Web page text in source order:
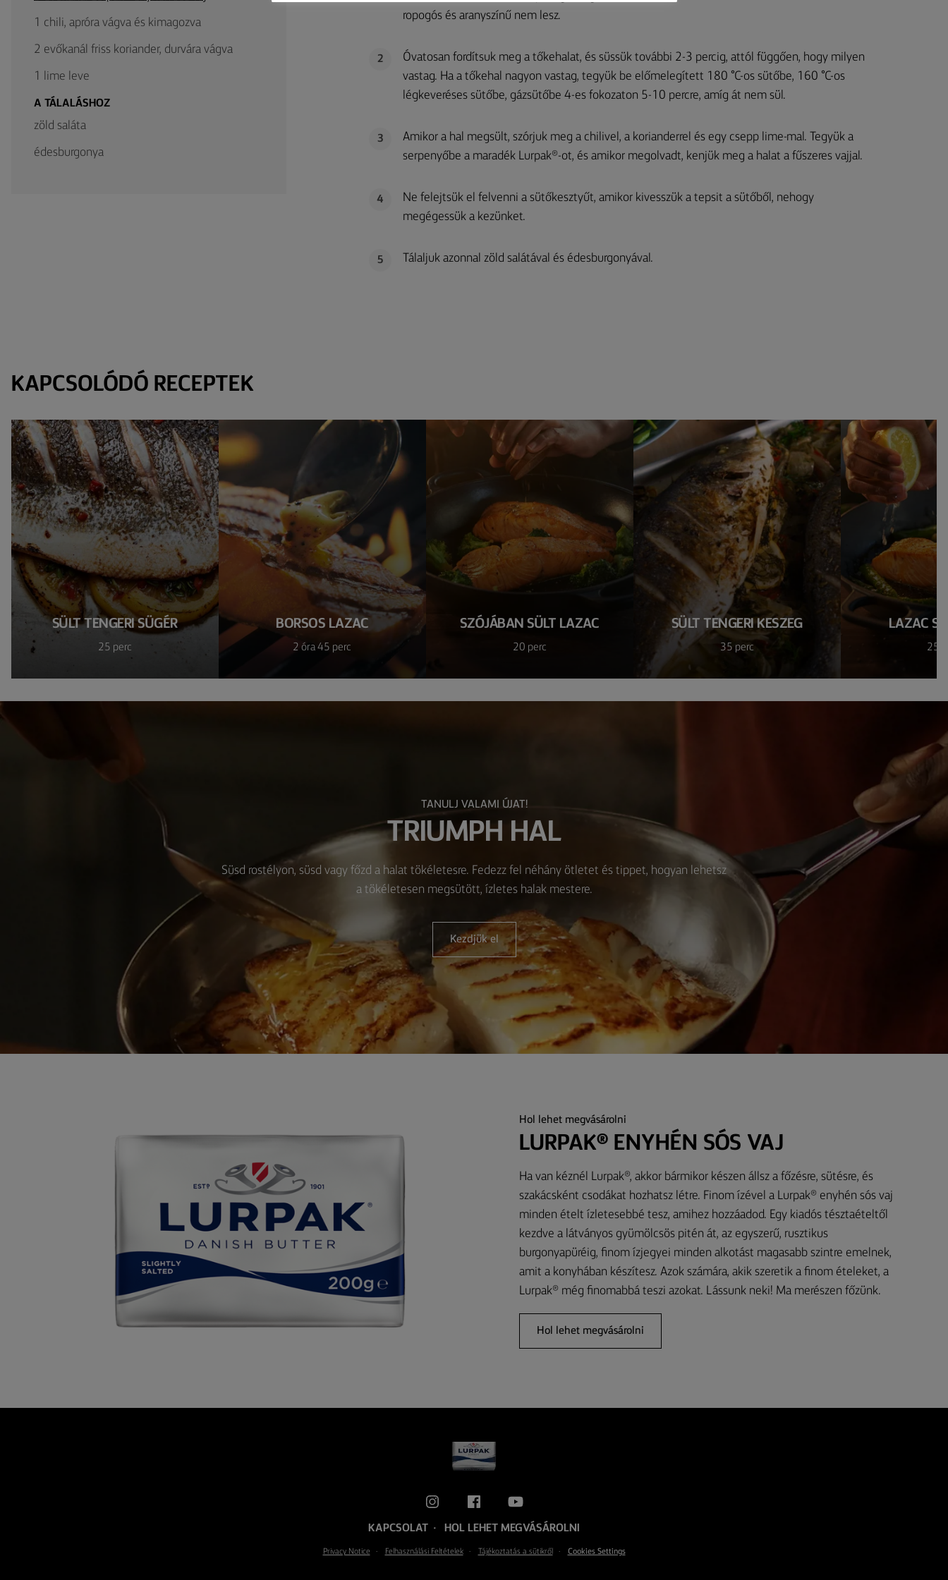
1 chili, apróra vágva és kimagozva
2 evőkanál friss koriander, durvára vágva
1 lime leve
A TÁLALÁSHOZ
zöld saláta
édesburgonya
ropogós és aranyszínű nem lesz.
2
Óvatosan fordítsuk meg a tőkehalat, és süssük további 2-3 percig, attól függően, hogy milyen
vastag. Ha a tőkehal nagyon vastag, tegyük be előmelegített 180 °C-os sütőbe, 160 °C-os
légkeveréses sütőbe, gázsütőbe 4-es fokozaton 5-10 percre, amíg át nem sül.
3
Amikor a hal megsült, szórjuk meg a chilivel, a korianderrel és egy csepp lime-mal. Tegyük a
serpenyőbe a maradék Lurpak®-ot, és amikor megolvadt, kenjük meg a halat a fűszeres vajjal.
4
Ne felejtsük el felvenni a sütőkesztyűt, amikor kivesszük a tepsit a sütőből, nehogy
megégessük a kezünket.
5 Tálaljuk azonnal zöld salátával és édesburgonyával.
KAPCSOLÓDÓ RECEPTEK
SÜLT TENGERI SÜGÉR
25 perc
BORSOS LAZAC
2 óra 45 perc
SZÓJÁBAN SÜLT LAZAC
20 perc
SÜLT TENGERI KESZEG
35 perc
LAZAC
25
TANULJ VALAMI ÚJAT!
TRIUMPH HAL
Süsd rostélyon, süsd vagy főzd a halat tökéletesre. Fedezz fel néhány ötletet és tippet, hogyan lehetsz
a tökéletesen megsütött, ízletes halak mestere.
Kezdjük el
Hol lehet megvásárolni
LURPAK® ENYHÉN SÓS VAJ
Ha van kéznél Lurpak®, akkor bármikor készen állsz a főzésre, sütésre, és
szakácsként csodákat hozhatsz létre. Finom ízével a Lurpak® enyhén sós vaj
minden ételt ízletesebbé tesz, amihez hozzáadod. Egy kiadós tésztaételtől
kezdve a látványos gyümölcsös pitén át, az egyszerű, rusztikus
burgonyapüréig, finom ízjegyei minden alkotást magasabb szintre emelnek,
amit a konyhában készítesz. Azok számára, akik szeretik a finom ételeket, a
Lurpak® még finomabbá teszi azokat. Lássunk neki! Ma merészen főzünk.
Hol lehet megvásárolni
KAPCSOLAT HOL LEHET MEGVÁSÁROLNI
Privacy Notice Felhasználási Feltételek Tájékoztatás a sütikről Cookies Settings